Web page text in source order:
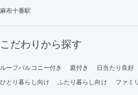
麻布十番駅
こだわりから探す
ルーフバルコニー付き 庭付き 日当たり良好
ひとり暮らし向け
ふたり暮らし向け ファミ